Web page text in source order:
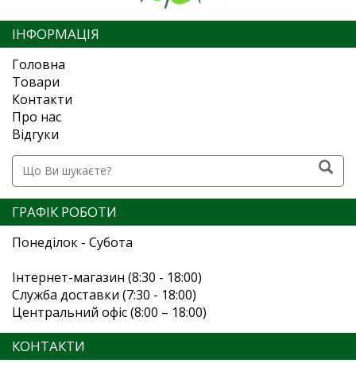
ІНФОРМАЦІЯ
Головна
Товари
Контакти
Про нас
Відгуки
ГРАФІК РОБОТИ
Понеділок - Субота
Інтернет-магазин (8:30 - 18:00)
Служба доставки (7:30 - 18:00)
Центральний офіс (8:00 – 18:00)
КОНТАКТИ